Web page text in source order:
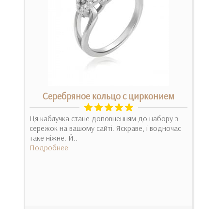
Серебряное кольцо с цирконием
Ця каблучка стане доповненням до набору з
сережок на вашому сайті. Яскраве, і водночас
таке ніжне. Й..
Подробнее